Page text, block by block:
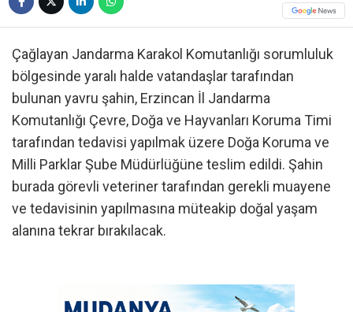
Çağlayan Jandarma Karakol Komutanlığı sorumluluk
bölgesinde yaralı halde vatandaşlar tarafından
bulunan yavru şahin, Erzincan İl Jandarma
Komutanlığı Çevre, Doğa ve Hayvanları Koruma Timi
tarafından tedavisi yapılmak üzere Doğa Koruma ve
Milli Parklar Şube Müdürlüğüne teslim edildi. Şahin
burada görevli veteriner tarafından gerekli muayene
ve tedavisinin yapılmasına müteakip doğal yaşam
alanına tekrar bırakılacak.